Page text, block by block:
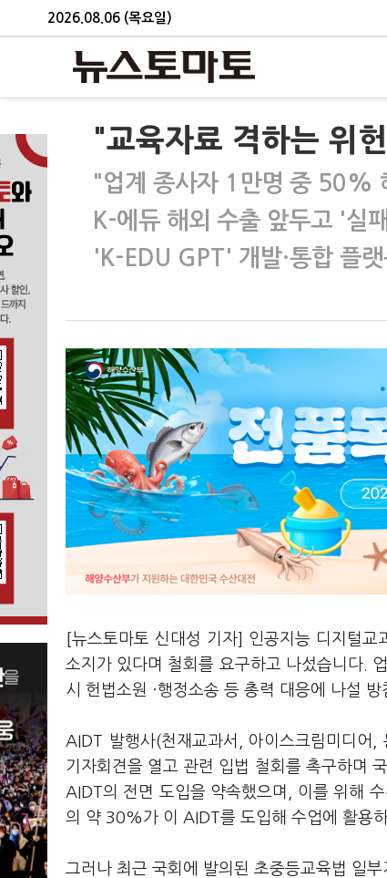
2026.08.06 (목요일)
"교육자료 격하는 위
"업계 종사자 1만명 중 50%
K-에듀 해외 수출 앞두고 '실
'K-EDU GPT' 개발·통합 플랫
[뉴스토마토 신대성 기자] 인공지능 디지털
소지가 있다며 철회를 요구하고 나섰습니다.
시 헌법소원 ·행정소송 등 총력 대응에 나설 방
AIDT 발행사(천재교과서, 아이스크림미디어
기자회견을 열고 관련 입법 철회를 촉구하며
AIDT의 전면 도입을 약속했으며, 이를 위해
의 약 30%가 이 AIDT를 도입해 수업에 활용
그러나 최근 국회에 발의된 초중등교육법 일